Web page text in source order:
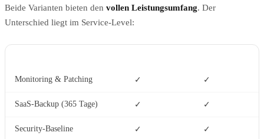
Beide Varianten bieten den vollen Leistungsumfang. Der
Unterschied liegt im Service-Level:
Monitoring & Patching ✓ ✓
SaaS-Backup (365 Tage) ✓ ✓
Security-Baseline ✓ ✓